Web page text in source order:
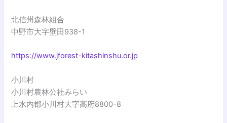
北信州森林組合
中野市大字壁田938-1
https://www.jforest-kitashinshu.or.jp
小川村
小川村農林公社みらい
上水内郡小川村大字高府8800-8